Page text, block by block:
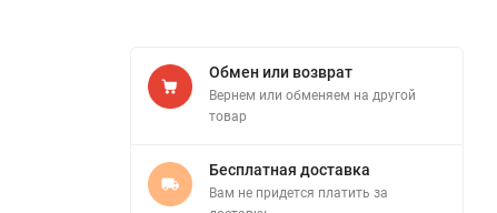
Обмен или возврат
Вернем или обменяем на другой
товар
Бесплатная доставка
Вам не придется платить за